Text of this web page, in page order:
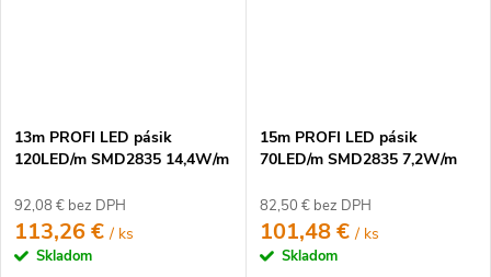
13m PROFI LED pásik
120LED/m SMD2835 14,4W/m
24V
92,08 € bez DPH
113,26 €/ ks
Skladom
15m PROFI LED pásik
70LED/m SMD2835 7,2W/m
24V
82,50 € bez DPH
101,48 €/ ks
Skladom